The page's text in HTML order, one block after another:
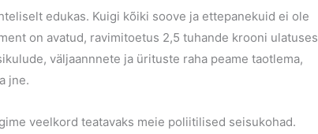
edukas. Kuigi kõiki soove ja ettepanekuid ei ole
on avatud, ravimitoetus 2,5 tuhande krooni ulatuses
väljaannnete ja ürituste raha peame taotlema,
jne.
veelkord teatavaks meie poliitilised seisukohad.